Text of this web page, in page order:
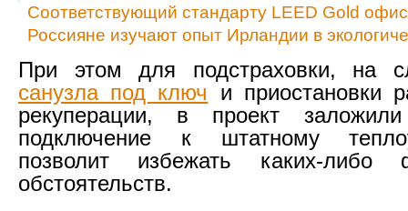
Соответствующий стандарту LEED Gold
Россияне изучают опыт Ирландии в
При этом для подстраховки, на
санузла под ключ и приостановки
рекуперации, в проект
подключение к штатному
позволит избежать каких-либо
обстоятельств.